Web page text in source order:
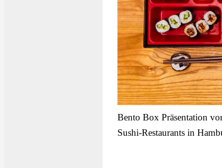
Bento Box Präsentation
Sushi-Restaurants in